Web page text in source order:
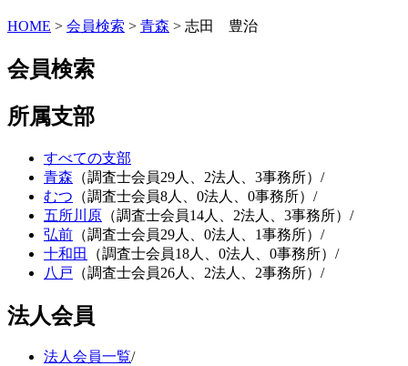
HOME > 会員検索 > 青森 > 志田 豊治
会員検索
所属支部
すべての支部
青森 （調査士会員29人、2法人、3事務所） /
むつ （調査士会員8人、0法人、0事務所） /
五所川原 （調査士会員14人、2法人、3事務所） /
弘前 （調査士会員29人、0法人、1事務所） /
十和田
（調査士会員18人、0法人、0事務所） /
八戸 （調査士会員26人、2法人、2事務所） /
法人会員
法人会員一覧/